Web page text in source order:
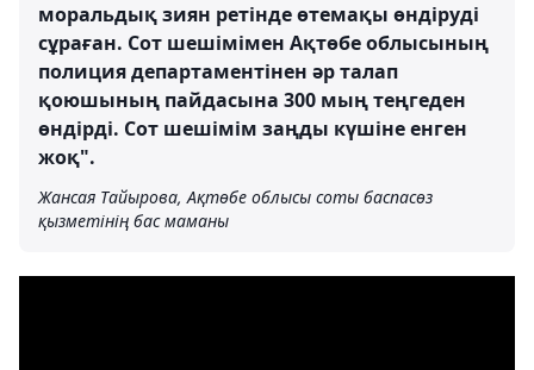
моральдық зиян ретінде өтемақы өндіруді
сұраған. Сот шешімімен Ақтөбе облысының
полиция департаментінен әр талап
қоюшының пайдасына 300 мың теңгеден
өндірді. Сот шешімім заңды күшіне енген
жоқ".
Жансая Тайырова, Ақтөбе облысы соты баспасөз
қызметінің бас маманы